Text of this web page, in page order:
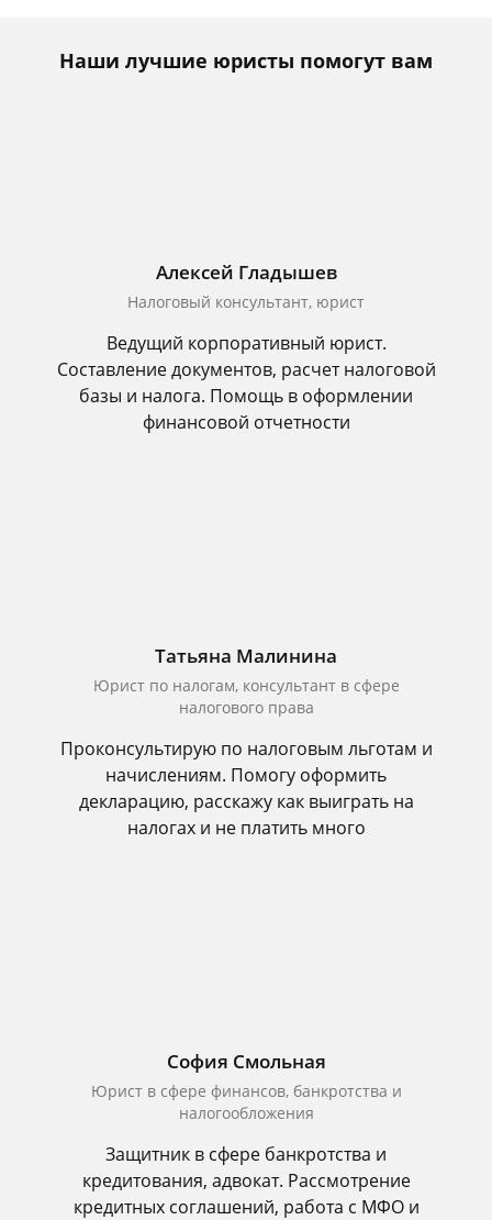
Наши лучшие юристы помогут вам
Алексей Гладышев
Налоговый консультант, юрист
Ведущий корпоративный юрист.
Составление документов, расчет налоговой
базы и налога. Помощь в оформлении
финансовой отчетности
Татьяна Малинина
Юрист по налогам, консультант в сфере
налогового права
Проконсультирую по налоговым льготам и
начислениям. Помогу оформить
декларацию, расскажу как выиграть на
налогах и не платить много
София Смольная
Юрист в сфере финансов, банкротства и
налогообложения
Защитник в сфере банкротства и
кредитования, адвокат. Рассмотрение
кредитных соглашений, работа с МФО и